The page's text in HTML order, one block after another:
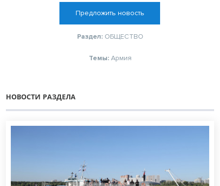
Предложить новость
Раздел: ОБЩЕСТВО
Темы: Армия
НОВОСТИ РАЗДЕЛА